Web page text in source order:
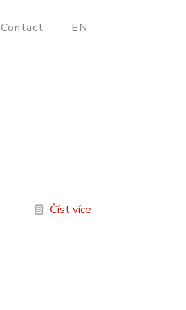
Contact EN
Číst více